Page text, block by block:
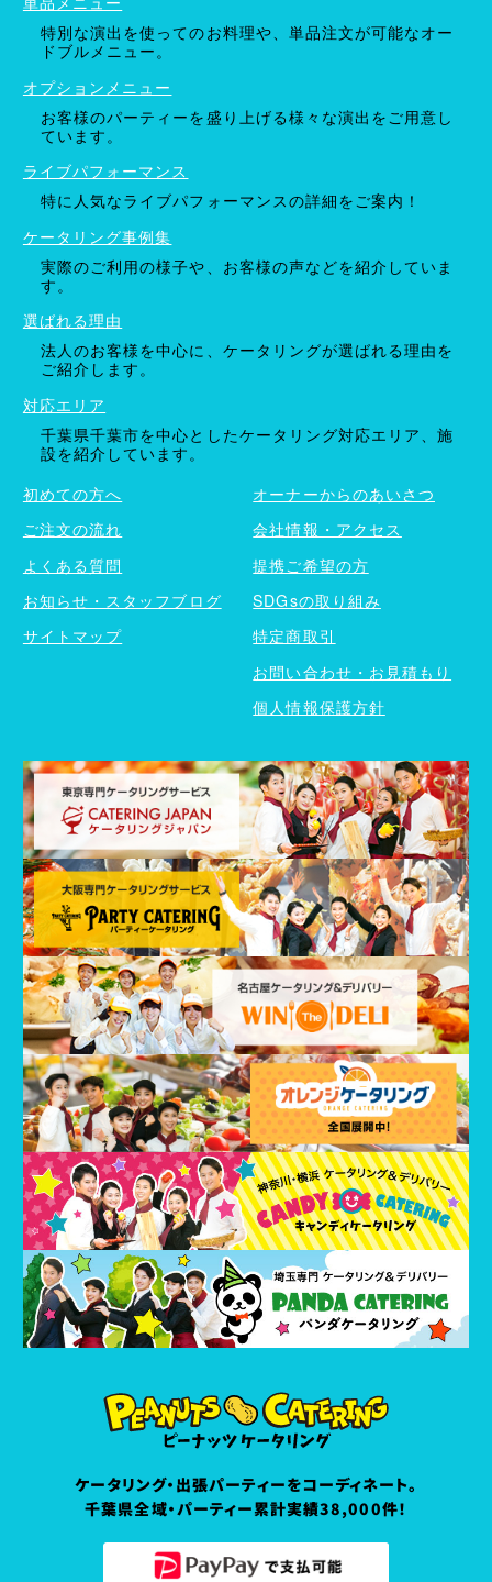
ケータリング・出張パーティーをコーディネート。
千葉県全域・パーティー累計実績38,000件！
特別な演出を使ってのお料理や、単品注文が可能なオー
ドブルメニュー。
オプションメニュー
お客様のパーティーを盛り上げる様々な演出をご用意し
ています。
ライブパフォーマンス
特に人気なライブパフォーマンスの詳細をご案内！
ケータリング事例集
実際のご利用の様子や、お客様の声などを紹介していま
す。
選ばれる理由
法人のお客様を中心に、ケータリングが選ばれる理由を
ご紹介します。
対応エリア
千葉県千葉市を中心としたケータリング対応エリア、施
設を紹介しています。
初めての方へ
ご注文の流れ
よくある質問
お知らせ・スタッフブログ
サイトマップ
オーナーからのあいさつ
会社情報・アクセス
提携ご希望の方
SDGsの取り組み
特定商取引
お問い合わせ・お見積もり
個人情報保護方針